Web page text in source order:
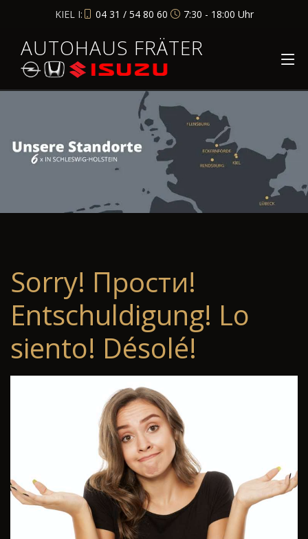
KIEL I: 04 31 / 54 80 60 7:30 - 18:00 Uhr
AUTOHAUS FRÄTER
Sorry! Прости!
Entschuldigung! Lo
siento! Désolé!